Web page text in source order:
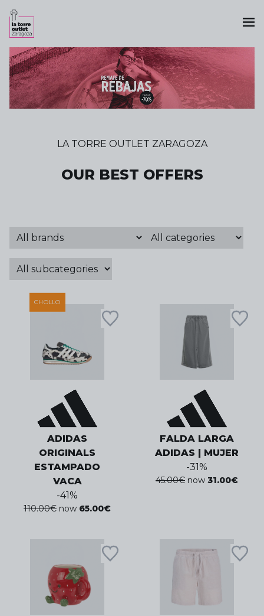
LA TORRE OUTLET ZARAGOZA
OUR BEST OFFERS
CHOLLO
ADIDAS
ORIGINALS
ESTAMPADO
VACA
-41%
110.00€ now 65.00€
FALDA LARGA
ADIDAS | MUJER
-31%
45.00€ now 31.00€